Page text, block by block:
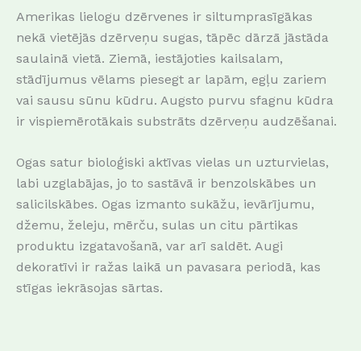
Amerikas lielogu dzērvenes ir siltumprasīgākas
nekā vietējās dzērveņu sugas, tāpēc dārzā jāstāda
saulainā vietā. Ziemā, iestājoties kailsalam,
stādījumus vēlams piesegt ar lapām, egļu zariem
vai sausu sūnu kūdru. Augsto purvu sfagnu kūdra
ir vispiemērotākais substrāts dzērveņu audzēšanai.
Ogas satur bioloģiski aktīvas vielas un uzturvielas,
labi uzglabājas, jo to sastāvā ir benzolskābes un
salicilskābes. Ogas izmanto sukāžu, ievārījumu,
džemu, želeju, mērču, sulas un citu pārtikas
produktu izgatavošanā, var arī saldēt. Augi
dekoratīvi ir ražas laikā un pavasara periodā, kas
stīgas iekrāsojas sārtas.